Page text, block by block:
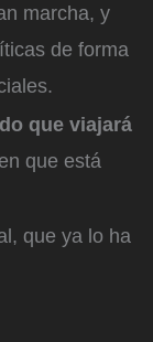
marcha, y
de forma
que viajará
que está
que ya lo ha